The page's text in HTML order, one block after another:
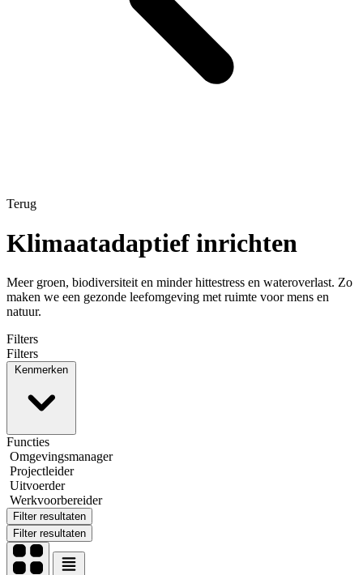
Terug
Klimaatadaptief inrichten
Meer groen, biodiversiteit en minder hittestress en wateroverlast. Zo
maken we een gezonde leefomgeving met ruimte voor mens en
natuur.
Filters
Filters
Kenmerken
Functies
Omgevingsmanager
Projectleider
Uitvoerder
Werkvoorbereider
Filter resultaten
Filter resultaten